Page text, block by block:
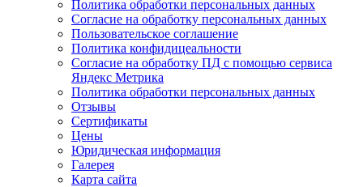
Политика обработки персональных данных
Согласие на обработку персональных данных
Пользовательское соглашение
Политика конфидицеальности
Согласие на обработку ПД с помощью сервиса
Яндекс Метрика
Политика обработки персональных данных
Отзывы
Сертификаты
Цены
Юридическая информация
Галерея
Карта сайта